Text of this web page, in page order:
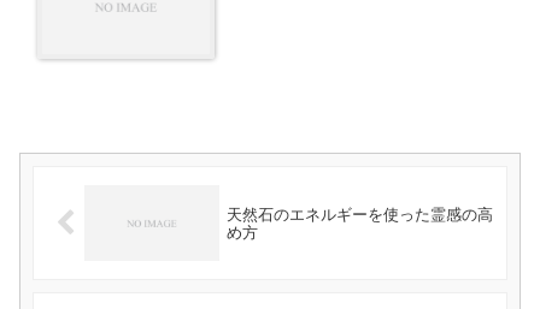
天然石のエネルギーを使った霊感の高
め方